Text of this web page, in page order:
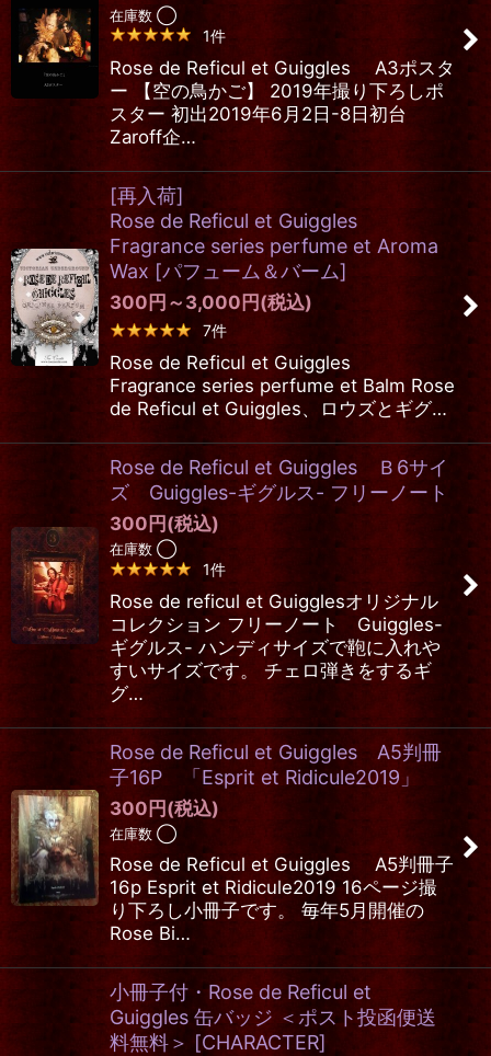
在庫数 ◯
1件
Rose de Reficul et Guiggles A3ポスタ
ー 【空の鳥かご】 2019年撮り下ろしポ
スター 初出2019年6月2日-8日初台
Zaroff企…
[再入荷]
Rose de Reficul et Guiggles
Fragrance series perfume et Aroma
Wax [パフューム＆バーム]
300円 ～3,000円(税込)
7件
Rose de Reficul et Guiggles
Fragrance series perfume et Balm Rose
de Reficul et Guiggles、ロウズとギグ…
Rose de Reficul et Guiggles Ｂ6サイ
ズ Guiggles-ギグルス- フリーノート
300 円 (税込)
在庫数 ◯
1件
Rose de reficul et Guigglesオリジナル
コレクション フリーノート Guiggles-
ギグルス- ハンディサイズで鞄に入れや
すいサイズです。 チェロ弾きをするギ
グ…
Rose de Reficul et Guiggles A5判冊
子16P 「Esprit et Ridicule2019」
300 円 (税込)
在庫数 ◯
Rose de Reficul et Guiggles A5判冊子
16p Esprit et Ridicule2019 16ページ撮
り下ろし小冊子です。 毎年5月開催の
Rose Bi…
小冊子付・Rose de Reficul et
Guiggles 缶バッジ ＜ポスト投函便送
料無料＞ [CHARACTER]